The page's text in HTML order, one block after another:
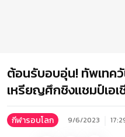
ต้อนรับอบอุ่น! ทัพเทค
เหรียญศึกชิงแชมป์เอ
กีฬารอบโลก 9/6/2023